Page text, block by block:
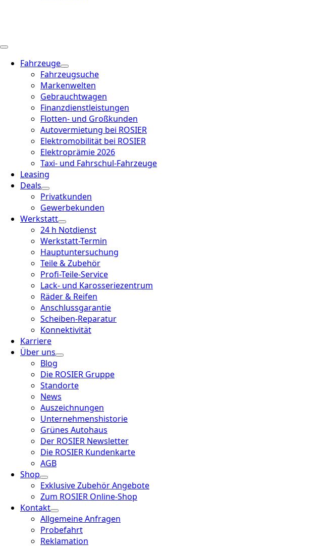
Fahrzeuge
Fahrzeugsuche
Markenwelten
Gebrauchtwagen
Finanzdienstleistungen
Flotten- und Großkunden
Autovermietung bei ROSIER
Elektromobilität bei ROSIER
Elektroprämie 2026
Taxi- und Fahrschul-Fahrzeuge
Leasing
Deals
Privatkunden
Gewerbekunden
Werkstatt
24 h Notdienst
Werkstatt-Termin
Hauptuntersuchung
Teile & Zubehör
Profi-Teile-Service
Lack- und Karosseriezentrum
Räder & Reifen
Anschlussgarantie
Scheiben-Reparatur
Konnektivität
Karriere
Über uns
Blog
Die ROSIER Gruppe
Standorte
News
Auszeichnungen
Unternehmenshistorie
Grünes Autohaus
Der ROSIER Newsletter
Die ROSIER Kundenkarte
AGB
Shop
Exklusive Zubehör Angebote
Zum ROSIER Online-Shop
Kontakt
Allgemeine Anfragen
Probefahrt
Reklamation